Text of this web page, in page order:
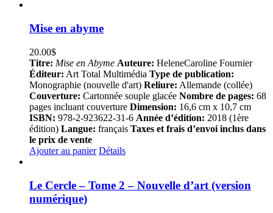
Mise en abyme
20.00$
Titre: Mise en Abyme Auteure: HeleneCaroline Fournier
Éditeur: Art Total Multimédia Type de publication:
Monographie (nouvelle d'art) Reliure: Allemande (collée)
Couverture: Cartonnée souple glacée Nombre de pages: 68
pages incluant couverture Dimension: 16,6 cm x 10,7 cm
ISBN: 978-2-923622-31-6 Année d’édition: 2018 (1ère
édition) Langue: français Taxes et frais d’envoi inclus dans
le prix de vente
Ajouter au panier Détails
Le Cercle – Tome 2 – Nouvelle d’art (version
numérique)